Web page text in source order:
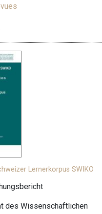
Lernerkorpus SWIKO
des Wissenschaftlichen